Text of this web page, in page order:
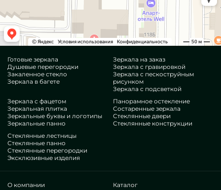
Готовые зеркала
Душевые перегородки
Закаленное стекло
Зеркала в багете
Зеркала на заказ
Зеркала с гравировкой
Зеркала с пескоструйным
рисунком
Зеркала с подсветкой
Зеркала с фацетом
Зеркальная плитка
Зеркальные буквы и логотипы
Зеркальные панно
Панорамное остекление
Состаренные зеркала
Стеклянные двери
Стеклянные конструкции
Стеклянные лестницы
Стеклянные панно
Стеклянные перегородки
Эксклюзивные изделия
О компании
Каталог